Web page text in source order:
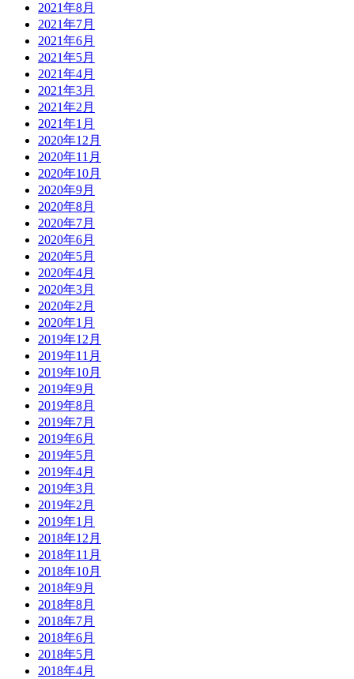
2021年8月
2021年7月
2021年6月
2021年5月
2021年4月
2021年3月
2021年2月
2021年1月
2020年12月
2020年11月
2020年10月
2020年9月
2020年8月
2020年7月
2020年6月
2020年5月
2020年4月
2020年3月
2020年2月
2020年1月
2019年12月
2019年11月
2019年10月
2019年9月
2019年8月
2019年7月
2019年6月
2019年5月
2019年4月
2019年3月
2019年2月
2019年1月
2018年12月
2018年11月
2018年10月
2018年9月
2018年8月
2018年7月
2018年6月
2018年5月
2018年4月